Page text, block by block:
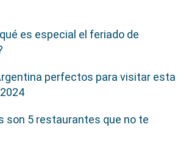
es especial el feriado de
perfectos para visitar esta
son 5 restaurantes que no te